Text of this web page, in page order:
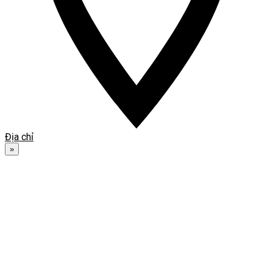
Địa chỉ
»